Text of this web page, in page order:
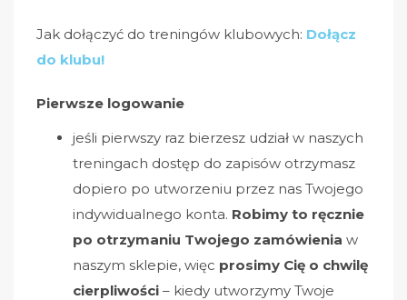
Jak dołączyć do treningów klubowych: Dołącz
do klubu!
Pierwsze logowanie
jeśli pierwszy raz bierzesz udział w naszych
treningach dostęp do zapisów otrzymasz
dopiero po utworzeniu przez nas Twojego
indywidualnego konta. Robimy to ręcznie
po otrzymaniu Twojego zamówienia w
naszym sklepie, więc prosimy Cię o chwilę
cierpliwości – kiedy utworzymy Twoje